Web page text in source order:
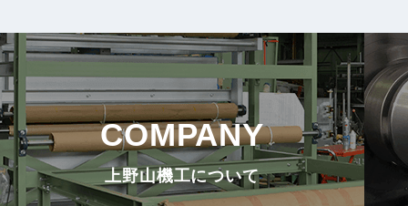
COMPANY
上野山機工について